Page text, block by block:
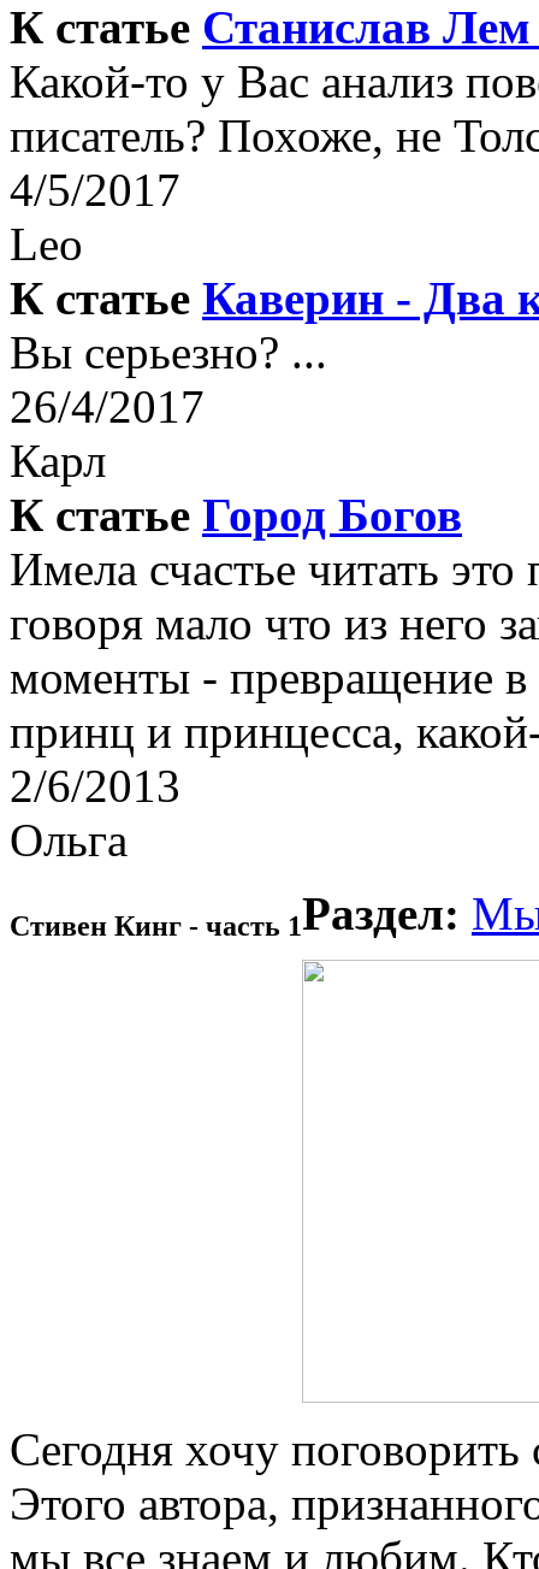
К статье Станислав
Какой-то у Вас анализ
писатель? Похоже, не
4/5/2017
Leo
К статье Каверин - Два
Вы серьезно? ...
26/4/2017
Карл
К статье Город Богов
Имела счастье читать
говоря мало что из него
моменты - превращение в
принц и принцесса,
2/6/2013
Ольга
Стивен Кинг - часть 1Раздел:
Сегодня хочу
Этого автора,
мы все знаем и любим.